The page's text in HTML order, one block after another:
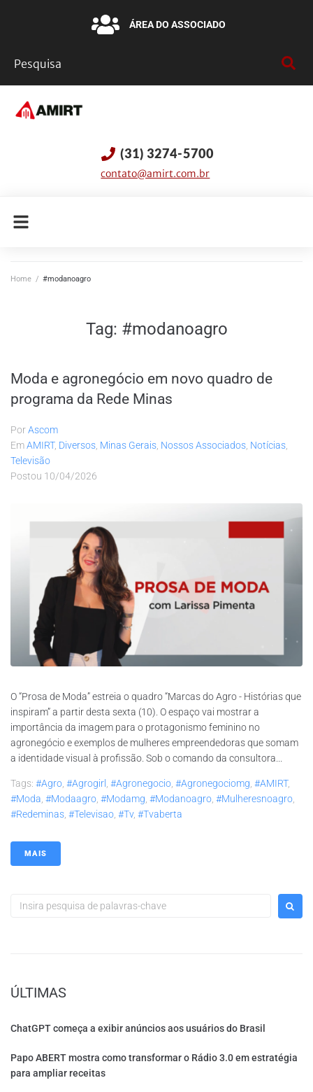
ÁREA DO ASSOCIADO
(31) 3274-5700
contato@amirt.com.br
Home / #modanoagro
Tag: #modanoagro
Moda e agronegócio em novo quadro de
programa da Rede Minas
PorAscom
EmAMIRT, Diversos Minas Gerais Nossos Associados Notícias
Televisão
Postou 10/04/2026
O “Prosa de Moda” estreia o quadro “Marcas do Agro - Histórias que
inspiram” a partir desta sexta (10). O espaço vai mostrar a
importância da imagem para o protagonismo feminino no
agronegócio e exemplos de mulheres empreendedoras que somam
a identidade visual à profissão. Sob o comando da consultora...
Tags: #agro #agrogirl #agronegocio #agronegociomg #AMIRT,
#moda #modaagro #modamg #modanoagro #mulheresnoagro
#redeminas #televisao #tv, #tvaberta
MAIS
ÚLTIMAS
ChatGPT começa a exibir anúncios aos usuários do Brasil
Papo ABERT mostra como transformar o Rádio 3.0 em estratégia
para ampliar receitas